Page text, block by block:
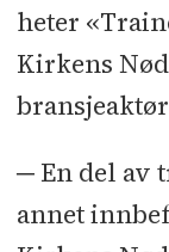
heter
Kirkens
─ En del av
annet